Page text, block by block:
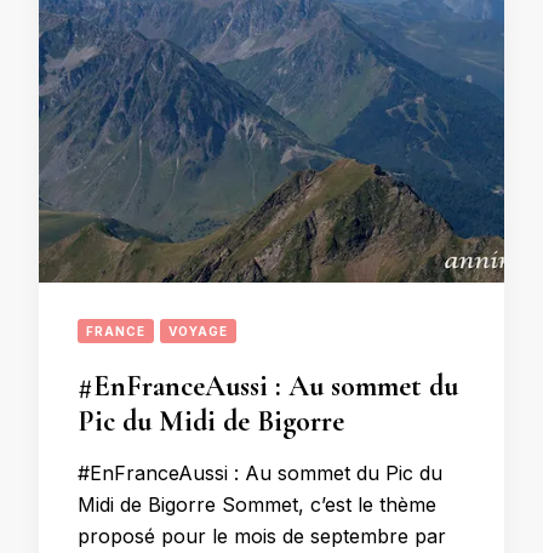
FRANCE VOYAGE
#EnFranceAussi : Au sommet du
Pic du Midi de Bigorre
#EnFranceAussi : Au sommet du Pic du
Midi de Bigorre Sommet, c’est le thème
proposé pour le mois de septembre par